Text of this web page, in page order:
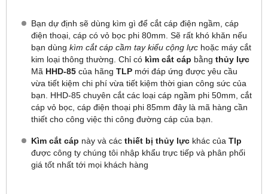
Bạn dự định sẽ dùng kìm gì để cắt cáp điện ngầm, cáp
điện thoại, cáp có vỏ bọc phi 80mm. Sẽ rất khó khăn nếu
bạn dùng kìm cắt cáp cầm tay kiểu cộng lực hoặc máy cắt
kim loại thông thường. Chỉ có kìm cắt cáp bằng thủy lực
Mã HHD-85 của hãng TLP mới đáp ứng được yêu cầu
vừa tiết kiệm chi phí vừa tiết kiệm thời gian công sức của
bạn. HHD-85 chuyên cắt các loại cáp ngầm phi 50mm, cắt
cáp vỏ bọc, cáp điện thoại phi 85mm đây là mã hàng cần
thiết cho công việc thi công đường cáp của bạn.
Kìm cắt cáp này và các thiết bị thủy lực khác của Tlp
được công ty chúng tôi nhập khẩu trực tiếp và phân phối
giá tốt nhất tới mọi khách hàng